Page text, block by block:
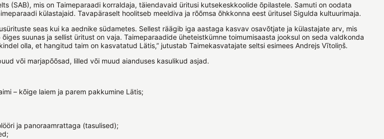
(SAB), mis on Taimeparaadi korraldaja, täiendavaid üritusi kutsekeskkoolide õpilastele. Samuti on oodata
külastajaid. Tavapäraselt hoolitseb meeldiva ja rõõmsa õhkkonna eest üritusel Sigulda kultuurimaja.
seas kui ka aednike südametes. Sellest räägib iga aastaga kasvav osavõtjate ja külastajate arv, mis
suunas ja sellist üritust on vaja. Taimeparaadide üheteistkümne toimumisaasta jooksul on seda valdkonda
olla, et hangitud taim on kasvatatud Lätis,” jutustab Taimekasvatajate seltsi esimees Andrejs Vītoliņš.
või marjapõõsad, lilled või muud aianduses kasulikud asjad.
– kõige laiem ja parem pakkumine Lätis;
ja panoraamrattaga (tasulised);